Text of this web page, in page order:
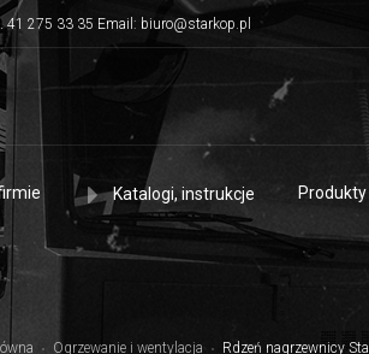
275 33 35 Email: biuro@starkop.pl
Katalogi, instrukcje Produkty
Ogrzewanie i wentylacja Rdzeń nagrzewnicy